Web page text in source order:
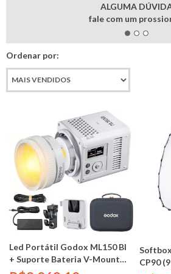
ALGUMA
fale com um
Ordenar por:
Led Portátil Godox ML150 BI
+ Suporte Bateria V-Mount
ML-VMA (150W - BICOLOR -
CP90